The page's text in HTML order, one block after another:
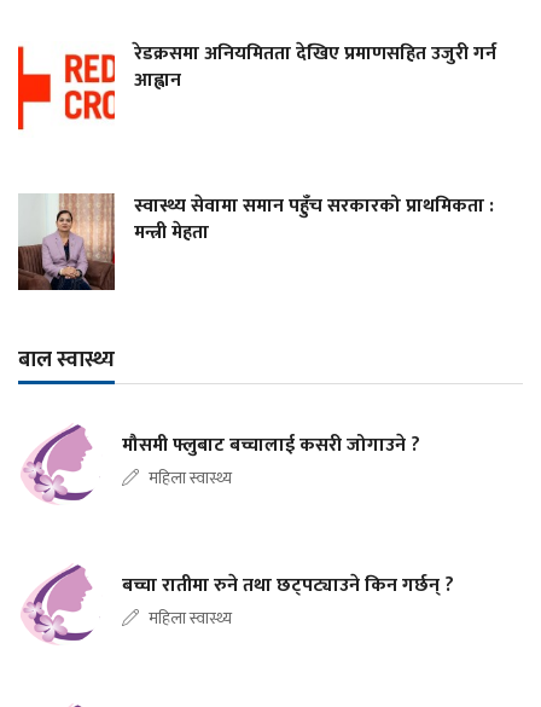
रेडक्रसमा अनियमितता देखिए प्रमाणसहित उजुरी गर्न
आह्वान
स्वास्थ्य सेवामा समान पहुँच सरकारको प्राथमिकता :
मन्त्री मेहता
बाल स्वास्थ्य
मौसमी फ्लुबाट बच्चालाई कसरी जोगाउने ?
महिला स्वास्थ्य
बच्चा रातीमा रुने तथा छट्पट्याउने किन गर्छन् ?
महिला स्वास्थ्य